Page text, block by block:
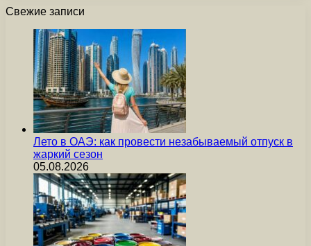
Свежие записи
Лето в ОАЭ: как провести незабываемый отпуск в
жаркий сезон
05.08.2026